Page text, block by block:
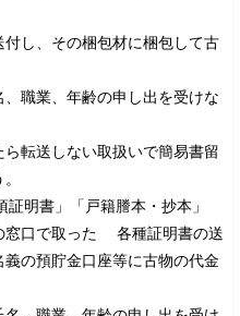
し、その梱包材に梱包して古
職業、年齢の申し出を受けな
転送しない取扱いで簡易書留
明書」「戸籍謄本・抄本」
窓口で取った 各種証明書の送
の預貯金口座等に古物の代金